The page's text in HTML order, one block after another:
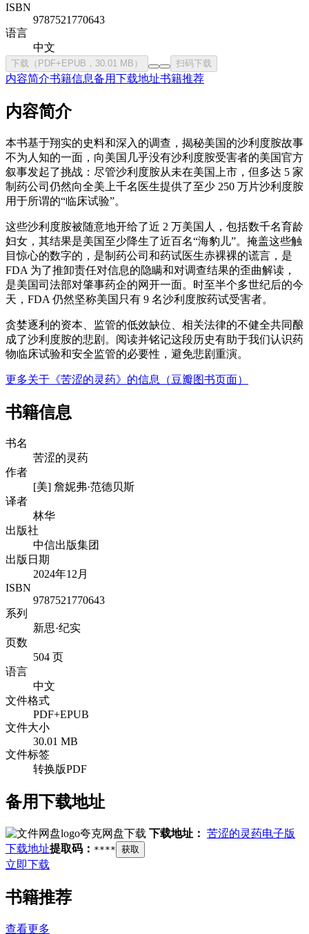
ISBN
9787521770643
语言
中文
下载（PDF+EPUB，30.01 MB） 扫码下载
内容简介书籍信息备用下载地址书籍推荐
内容简介
本书基于翔实的史料和深入的调查，揭秘美国的沙利度胺故事
不为人知的一面，向美国几乎没有沙利度胺受害者的美国官方
叙事发起了挑战：尽管沙利度胺从未在美国上市，但多达 5 家
制药公司仍然向全美上千名医生提供了至少 250 万片沙利度胺
用于所谓的“临床试验”。
这些沙利度胺被随意地开给了近 2 万美国人，包括数千名育龄
妇女，其结果是美国至少降生了近百名“海豹儿”。掩盖这些触
目惊心的数字的，是制药公司和药试医生赤裸裸的谎言，是
FDA 为了推卸责任对信息的隐瞒和对调查结果的歪曲解读，
是美国司法部对肇事药企的网开一面。时至半个多世纪后的今
天，FDA 仍然坚称美国只有 9 名沙利度胺药试受害者。
贪婪逐利的资本、监管的低效缺位、相关法律的不健全共同酿
成了沙利度胺的悲剧。阅读并铭记这段历史有助于我们认识药
物临床试验和安全监管的必要性，避免悲剧重演。
更多关于《苦涩的灵药》的信息（豆瓣图书页面）
书籍信息
书名
苦涩的灵药
作者
[美] 詹妮弗·范德贝斯
译者
林华
出版社
中信出版集团
出版日期
2024年12月
ISBN
9787521770643
系列
新思·纪实
页数
504 页
语言
中文
文件格式
PDF+EPUB
文件大小
30.01 MB
文件标签
转换版PDF
备用下载地址
夸克网盘下载 下载地址： 苦涩的灵药电子版
下载地址提取码： **** 获取
立即下载
书籍推荐
查看更多